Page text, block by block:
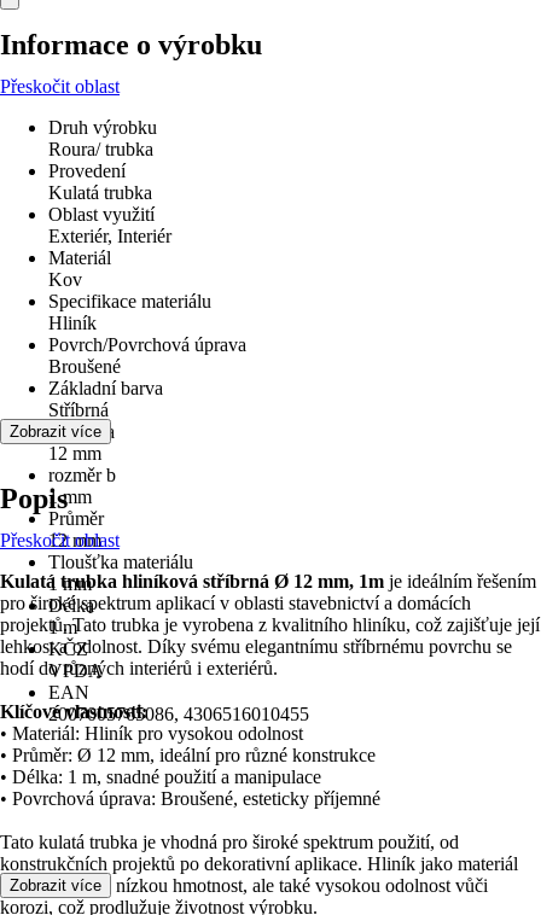
Informace o výrobku
Přeskočit oblast
Druh výrobku
Roura/ trubka
Provedení
Kulatá trubka
Oblast využití
Exteriér, Interiér
Materiál
Kov
Specifikace materiálu
Hliník
Povrch/Povrchová úprava
Broušené
Základní barva
Stříbrná
rozměr a
12 mm
rozměr b
1 mm
Průměr
12 mm
Tloušťka materiálu
1 mm
Délka
1 m
KČZ
VPDA
EAN
2007005765086, 4306516010455
Zobrazit více
Popis
Přeskočit oblast
Kulatá trubka hliníková stříbrná Ø 12 mm, 1m je ideálním řešením
pro široké spektrum aplikací v oblasti stavebnictví a domácích
projektů. Tato trubka je vyrobena z kvalitního hliníku, což zajišťuje její
lehkost a odolnost. Díky svému elegantnímu stříbrnému povrchu se
hodí do různých interiérů i exteriérů.
Klíčové vlastnosti:
• Materiál: Hliník pro vysokou odolnost
• Průměr: Ø 12 mm, ideální pro různé konstrukce
• Délka: 1 m, snadné použití a manipulace
• Povrchová úprava: Broušené, esteticky příjemné
Tato kulatá trubka je vhodná pro široké spektrum použití, od
konstrukčních projektů po dekorativní aplikace. Hliník jako materiál
zajišťuje nejen nízkou hmotnost, ale také vysokou odolnost vůči
korozi, což prodlužuje životnost výrobku.
Zobrazit více